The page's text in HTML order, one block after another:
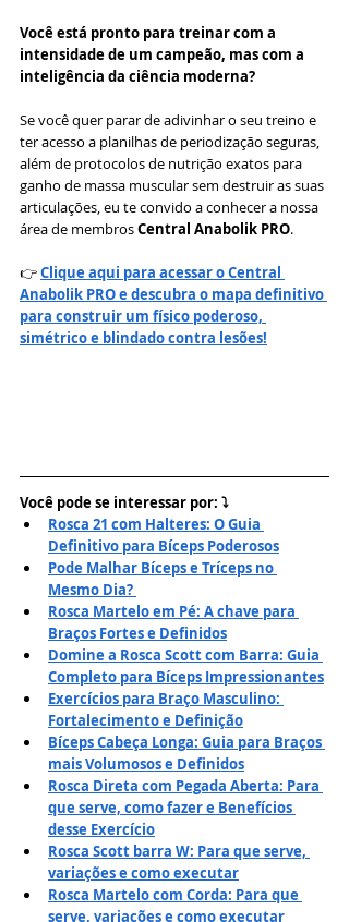
Você está pronto para treinar com a
intensidade de um campeão, mas com a
inteligência da ciência moderna?
Se você quer parar de adivinhar o seu treino e
ter acesso a planilhas de periodização seguras,
além de protocolos de nutrição exatos para
ganho de massa muscular sem destruir as suas
articulações, eu te convido a conhecer a nossa
área de membros Central Anabolik PRO.
👉 Clique aqui para acessar o Central
Anabolik PRO e descubra o mapa definitivo
para construir um físico poderoso,
simétrico e blindado contra lesões!
Você pode se interessar por: ⤵
Rosca 21 com Halteres: O Guia
Definitivo para Bíceps Poderosos
Pode Malhar Bíceps e Tríceps no
Mesmo Dia?
Rosca Martelo em Pé: A chave para
Braços Fortes e Definidos
Domine a Rosca Scott com Barra: Guia
Completo para Bíceps Impressionantes
Exercícios para Braço Masculino:
Fortalecimento e Definição
Bíceps Cabeça Longa: Guia para Braços
mais Volumosos e Definidos
Rosca Direta com Pegada Aberta: Para
que serve, como fazer e Benefícios
desse Exercício
Rosca Scott barra W: Para que serve,
variações e como executar
Rosca Martelo com Corda: Para que
serve, variações e como executar